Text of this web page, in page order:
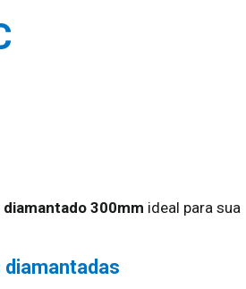
300mm ideal para sua